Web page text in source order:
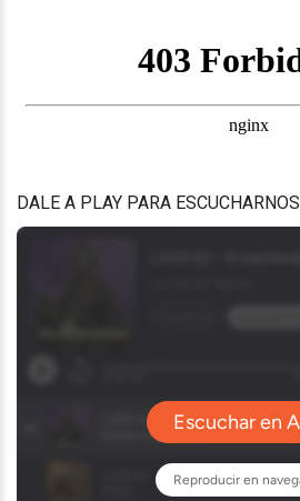
DALE A PLAY PARA ESCUCHARNOS